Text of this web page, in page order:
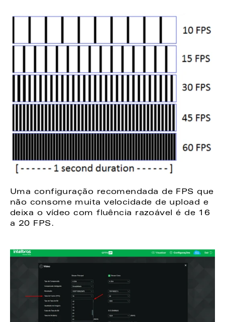
Uma configuração recomendada de FPS que
não consome muita velocidade de upload e
deixa o vídeo com fluência razoável é de 16
a 20 FPS.